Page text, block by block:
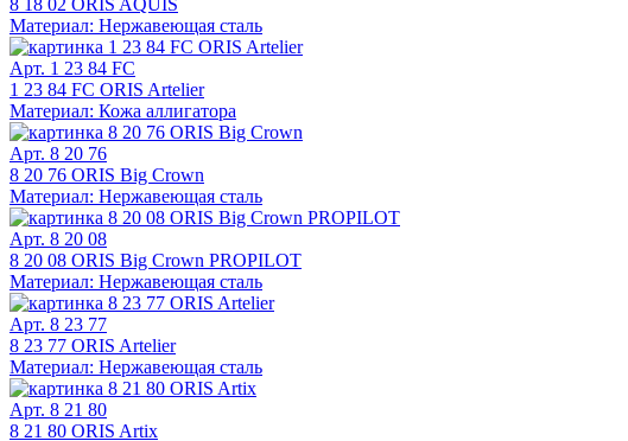
8 18 02 ORIS AQUIS
Материал: Нержавеющая сталь
Арт. 1 23 84 FC
1 23 84 FC ORIS Artelier
Материал: Кожа аллигатора
Арт. 8 20 76
8 20 76 ORIS Big Crown
Материал: Нержавеющая сталь
Арт. 8 20 08
8 20 08 ORIS Big Crown PROPILOT
Материал: Нержавеющая сталь
Арт. 8 23 77
8 23 77 ORIS Artelier
Материал: Нержавеющая сталь
Арт. 8 21 80
8 21 80 ORIS Artix